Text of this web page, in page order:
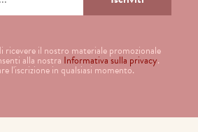
ricevere il nostro materiale promozionale
alla nostra Informativa sulla privacy.
l'iscrizione in qualsiasi momento.